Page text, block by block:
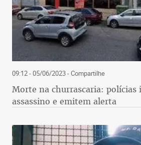
09:12 - 05/06/2023- Compartilhe
Morte na churrascaria:
assassino e emitem alerta